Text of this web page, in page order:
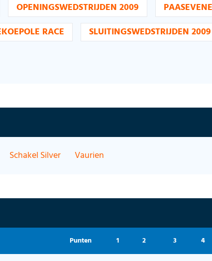
OPENINGSWEDSTRIJDEN 2009
RACE SLUITINGSWEDSTRIJDEN 2009
Schakel Silver Vaurien
Punten 1 2 3 4